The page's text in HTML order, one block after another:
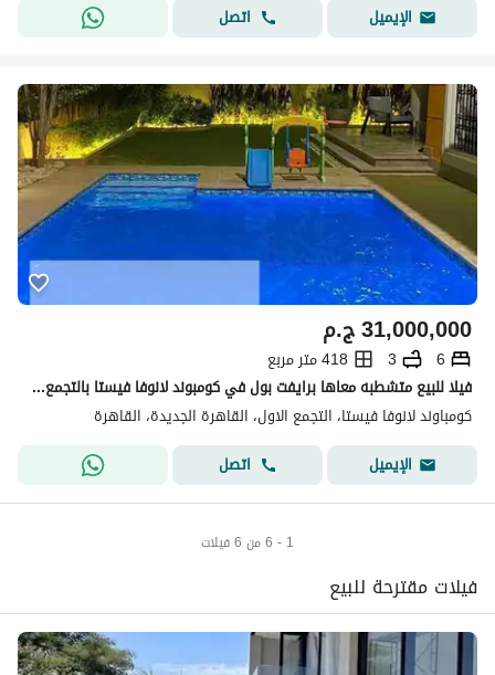
الإيميل
اتصل
ج.م31,000,000
6
3
418 متر مربع
فيلا للبيع متشطبه معاها برايفت بول في كومبوند لانوفا فيستا بالتجمع الخامس
كومباوند لانوفا فيستا، التجمع الاول، القاهرة الجديدة، القاهرة
الإيميل
اتصل
1 - 6 من 6 فيلات
فيلات مقترحة للبيع